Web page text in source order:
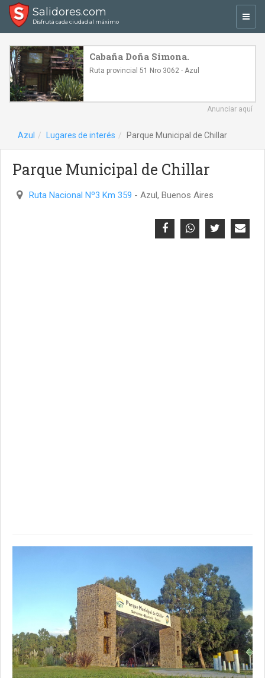
Salidores.com
Disfrutá cada ciudad al máximo
Cabaña Doña Simona.
Ruta provincial 51 Nro 3062 - Azul
Anunciar aquí
Azul Lugares de interés Parque Municipal de Chillar
Parque Municipal de Chillar
Ruta Nacional Nº3 Km 359 - Azul, Buenos Aires